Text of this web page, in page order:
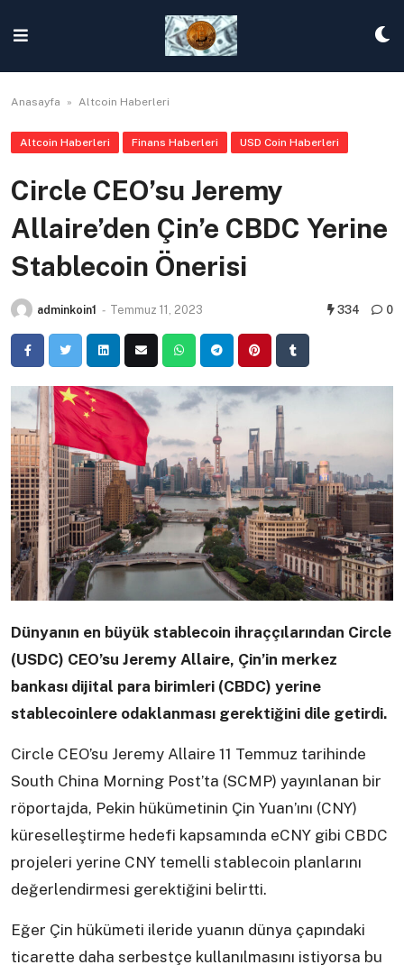
content
Anasayfa » Altcoin Haberleri
Altcoin Haberleri Finans Haberleri USD Coin Haberleri
Circle CEO’su Jeremy
Allaire’den Çin’e CBDC Yerine
Stablecoin Önerisi
adminkoin1 - Temmuz 11, 2023 334 0
Dünyanın en büyük stablecoin ihraççılarından Circle
(USDC) CEO’su Jeremy Allaire, Çin’in merkez
bankası dijital para birimleri (CBDC) yerine
stablecoinlere odaklanması gerektiğini dile getirdi.
Circle CEO’su Jeremy Allaire 11 Temmuz tarihinde
South China Morning Post’ta (SCMP) yayınlanan bir
röportajda, Pekin hükümetinin Çin Yuan’ını (CNY)
küreselleştirme hedefi kapsamında eCNY gibi CBDC
projeleri yerine CNY temelli stablecoin planlarını
değerlendirmesi gerektiğini belirtti.
Eğer Çin hükümeti ileride yuanın dünya çapındaki
ticarette daha serbestçe kullanılmasını istiyorsa bu